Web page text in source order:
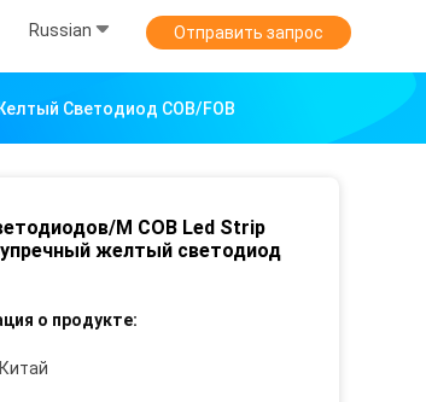
Russian Отправить запрос
Светодиод COB/FOB
M COB Led Strip
желтый светодиод
о продукте:
Китай